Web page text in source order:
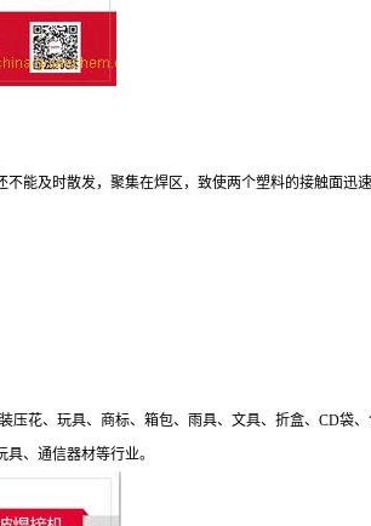
及时散发，聚集在焊区，致使两个塑料的接触面迅速
花、玩具、商标、箱包、雨具、文具、折盒、CD袋
、通信器材等行业。